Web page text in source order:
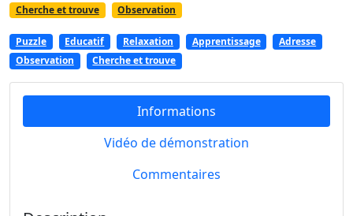
Cherche et trouve
Observation
Puzzle Educatif Relaxation Apprentissage
Adresse
Observation
Cherche et trouve
Informations
Vidéo de démonstration
Commentaires